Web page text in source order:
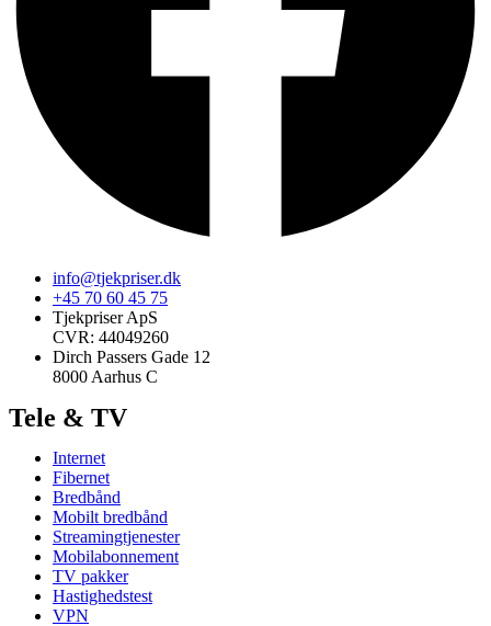
info@tjekpriser.dk
+45 70 60 45 75
Tjekpriser ApS
CVR: 44049260
Dirch Passers Gade 12
8000 Aarhus C
Tele & TV
Internet
Fibernet
Bredbånd
Mobilt bredbånd
Streamingtjenester
Mobilabonnement
TV pakker
Hastighedstest
VPN